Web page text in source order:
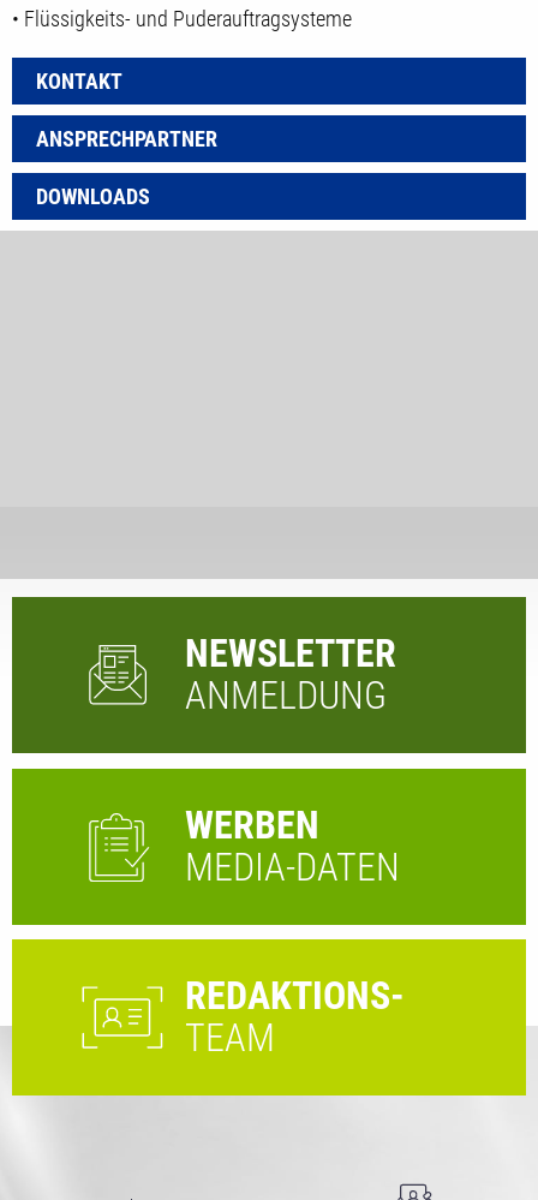
• Flüssigkeits- und Puderauftragsysteme
KONTAKT
ANSPRECHPARTNER
DOWNLOADS
NEWSLETTER
ANMELDUNG
WERBEN
MEDIA-DATEN
REDAKTIONS-
TEAM